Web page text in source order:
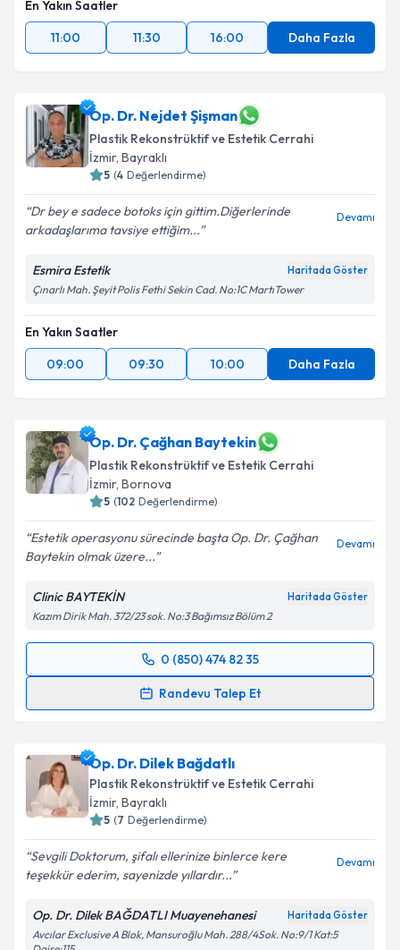
En Yakın Saatler
11:00
11:30 16:00 Daha Fazla
Op. Dr. Nejdet Şişman
Plastik Rekonstrüktif ve Estetik Cerrahi
İzmir, Bayraklı
5 (4 Değerlendirme)
Dr bey e sadece botoks için gittim.Diğerlerinde
arkadaşlarıma tavsiye ettiğim...
Devamı
Esmira Estetik Haritada Göster
Çınarlı Mah. Şeyit Polis Fethi Sekin Cad. No:1C MartıTower
En Yakın Saatler
09:00
09:30 10:00 Daha Fazla
Op. Dr. Çağhan Baytekin
Plastik Rekonstrüktif ve Estetik Cerrahi
İzmir, Bornova
5 (102 Değerlendirme)
Estetik operasyonu sürecinde başta Op. Dr. Çağhan
Baytekin olmak üzere...
Devamı
Clinic BAYTEKİN Haritada Göster
Kazım Dirik Mah. 372/23 sok. No:3 Bağımsız Bölüm 2
0 (850) 474 82 35
Randevu Talep Et
Randevu Takvimi Talebi
takvim hazırlandığında e-posta ile bilgilendireceğiz.
E-posta Adresiniz
Kişisel verilerimin işlenmesine ilişkin
'ni okudum ve kişisel verilerimin belirtilen
kapsamda işlenmesini kabul ediyorum.
Op. Dr. Dilek Bağdatlı
Plastik Rekonstrüktif ve Estetik Cerrahi
İzmir, Bayraklı
5 (7 Değerlendirme)
Sevgili Doktorum, şifalı ellerinize binlerce kere
teşekkür ederim, sayenizde yıllardır...
Devamı
Op. Dr. Dilek BAĞDATLI Muayenehanesi Haritada Göster
Avcılar Exclusive A Blok, Mansuroğlu Mah. 288/4Sok. No:9/1 Kat:5